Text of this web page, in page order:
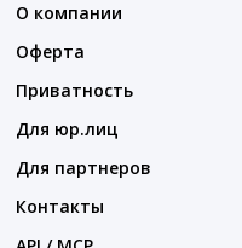
О компании
Оферта
Приватность
Для юр.лиц
Для партнеров
Контакты